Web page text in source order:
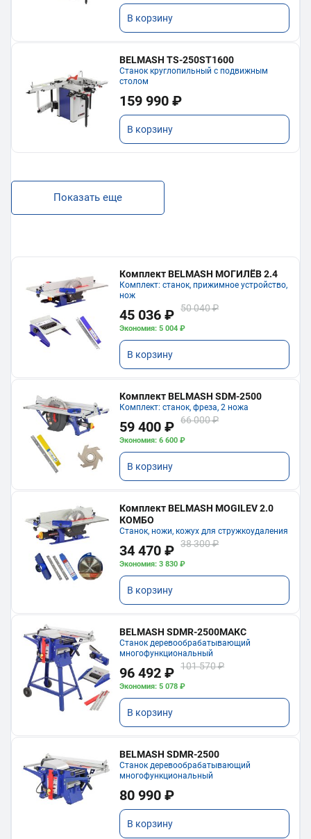
В корзину
BELMASH TS-250ST1600
Станок круглопильный с подвижным
столом
159 990 ₽
В корзину
Показать еще
Комплект BELMASH МОГИЛЁВ 2.4
Комплект: станок, прижимное устройство,
нож
45 036 ₽ 50 040 ₽
Экономия: 5 004 ₽
В корзину
Комплект BELMASH SDM-2500
Комплект: станок, фреза, 2 ножа
59 400 ₽ 66 000 ₽
Экономия: 6 600 ₽
В корзину
Комплект BELMASH MOGILEV 2.0
КОМБО
Станок, ножи, кожух для стружкоудаления
34 470 ₽ 38 300 ₽
Экономия: 3 830 ₽
В корзину
BELMASH SDMR-2500МАКС
Станок деревообрабатывающий
многофункциональный
96 492 ₽ 101 570 ₽
Экономия: 5 078 ₽
В корзину
BELMASH SDMR-2500
Станок деревообрабатывающий
многофункциональный
80 990 ₽
В корзину